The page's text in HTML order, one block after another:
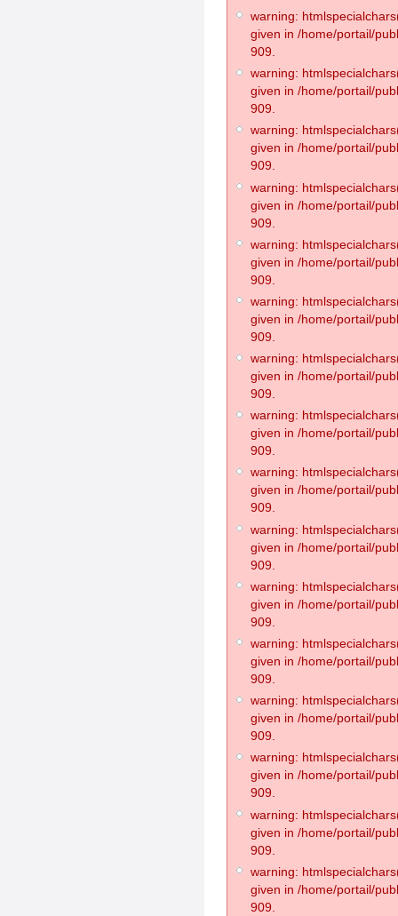
warning:
given in /home/portail/
909.
warning:
given in /home/portail/
909.
warning:
given in /home/portail/
909.
warning:
given in /home/portail/
909.
warning:
given in /home/portail/
909.
warning:
given in /home/portail/
909.
warning:
given in /home/portail/
909.
warning:
given in /home/portail/
909.
warning:
given in /home/portail/
909.
warning:
given in /home/portail/
909.
warning:
given in /home/portail/
909.
warning:
given in /home/portail/
909.
warning:
given in /home/portail/
909.
warning:
given in /home/portail/
909.
warning:
given in /home/portail/
909.
warning:
given in /home/portail/
909.